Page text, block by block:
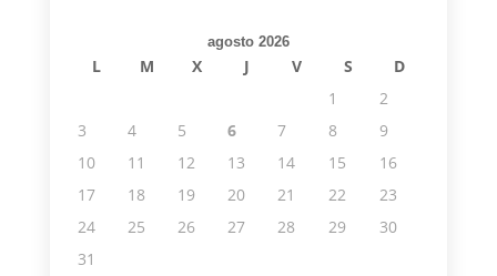
agosto 2026
L M X J V S
D
1
2
3
4 5 6 7 8
9
10
11 12 13 14 15
16
17
18 19 20 21 22
23
24
25 26 27 28 29
30
31